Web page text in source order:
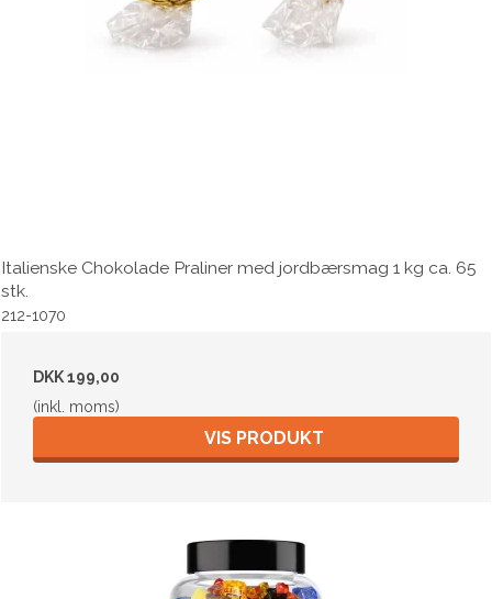
Italienske Chokolade Praliner med jordbærsmag 1 kg ca. 65
stk.
212-1070
DKK 199,00
(inkl. moms)
VIS PRODUKT